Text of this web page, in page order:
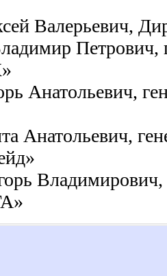
Валерьевич,
Петрович,
Анатольевич,
Анатольевич,
Владимирович,